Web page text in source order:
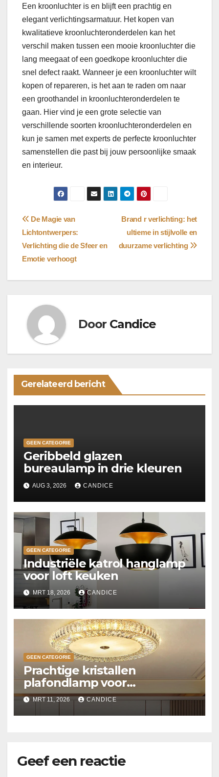
Een kroonluchter is en blijft een prachtig en
elegant verlichtingsarmatuur. Het kopen van
kwalitatieve kroonluchteronderdelen kan het
verschil maken tussen een mooie kroonluchter die
lang meegaat of een goedkope kroonluchter die
snel defect raakt. Wanneer je een kroonluchter wilt
kopen of repareren, is het aan te raden om naar
een groothandel in kroonluchteronderdelen te
gaan. Hier vind je een grote selectie van
verschillende soorten kroonluchteronderdelen en
kun je samen met experts de perfecte kroonluchter
samenstellen die past bij jouw persoonlijke smaak
en interieur.
Bericht
navigatie
Brand r verlichting: het
ultieme in stijlvolle en
duurzame verlichting
De Magie van
Lichtontwerpers:
Verlichting die de Sfeer en
Emotie verhoogt
Door Candice
Gerelateerd bericht
GEEN CATEGORIE
Geribbeld glazen
bureaulamp in drie kleuren
AUG 3, 2026 CANDICE
GEEN CATEGORIE
Industriële katrol hanglamp
voor loft keuken
MRT 18, 2026 CANDICE
GEEN CATEGORIE
Prachtige kristallen
plafondlamp voor
slaapkamer
MRT 11, 2026 CANDICE
Geef een reactie